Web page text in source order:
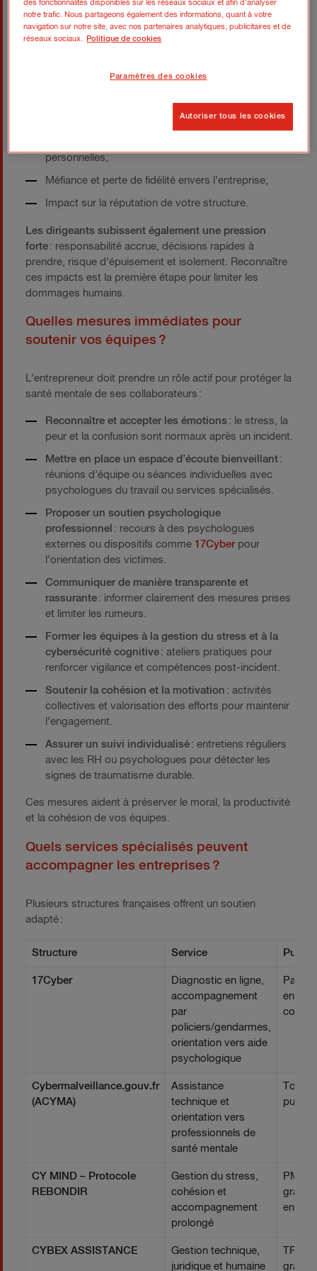
Troubles du sommeil et difficultés de concentration,
Culpabilité liée à une erreur humaine (ex. : phishing),
Chez vos clients, une attaque peut provoquer :
personnelles,
Méfiance et perte de fidélité envers l’entreprise,
Impact sur la réputation de votre structure.
Les dirigeants subissent également une pression
forte : responsabilité accrue, décisions rapides à
prendre, risque d’épuisement et isolement. Reconnaître
ces impacts est la première étape pour limiter les
dommages humains.
Quelles mesures immédiates pour
soutenir vos équipes ?
L’entrepreneur doit prendre un rôle actif pour protéger la
santé mentale de ses collaborateurs :
Reconnaître et accepter les émotions : le stress, la
peur et la confusion sont normaux après un incident.
Mettre en place un espace d’écoute bienveillant :
réunions d’équipe ou séances individuelles avec
psychologues du travail ou services spécialisés.
Proposer un soutien psychologique
professionnel : recours à des psychologues
externes ou dispositifs comme 17Cyberpour
l’orientation des victimes.
Communiquer de manière transparente et
rassurante : informer clairement des mesures prises
et limiter les rumeurs.
Former les équipes à la gestion du stress et à la
cybersécurité cognitive : ateliers pratiques pour
renforcer vigilance et compétences post-incident.
Soutenir la cohésion et la motivation : activités
collectives et valorisation des efforts pour maintenir
l’engagement.
Assurer un suivi individualisé : entretiens réguliers
avec les RH ou psychologues pour détecter les
signes de traumatisme durable.
Ces mesures aident à préserver le moral, la productivité
et la cohésion de vos équipes.
Quels services spécialisés peuvent
accompagner les entreprises ?
Plusieurs structures françaises offrent un soutien
adapté :
Structure Service Public
17Cyber
Diagnostic en ligne,
accompagnement
par
policiers/gendarmes,
orientation vers aide
psychologique
Cybermalveillance.gouv.fr
(ACYMA)
Assistance
technique et
orientation vers
professionnels de
santé mentale
Tous
publics
CY MIND – Protocole
REBONDIR
Gestion du stress,
cohésion et
accompagnement
prolongé
PME et
CYBEX ASSISTANCE
Gestion technique,
juridique et humaine
TPE,
grands
des fonctionnalités disponibles sur les réseaux sociaux et afin d’analyser
notre trafic. Nous partageons également des informations, quant à votre
navigation sur notre site, avec nos partenaires analytiques, publicitaires et de
réseaux sociaux. Politique de cookies
Paramètres des cookies
Autoriser tous les cookies